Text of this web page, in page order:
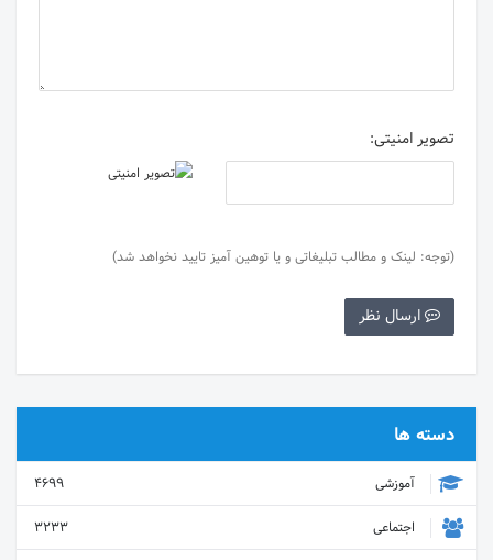
تصویر امنیتی:
(توجه: لینک و مطالب تبلیغاتی و یا توهین آمیز تایید نخواهد شد)
دسته ها
آموزشی
4699
اجتماعی
3233